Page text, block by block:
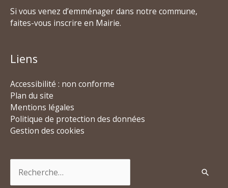
Si vous venez d’emménager dans notre commune,
faites-vous inscrire en Mairie.
Liens
Accessibilité : non conforme
Plan du site
Mentions légales
Politique de protection des données
Gestion des cookies